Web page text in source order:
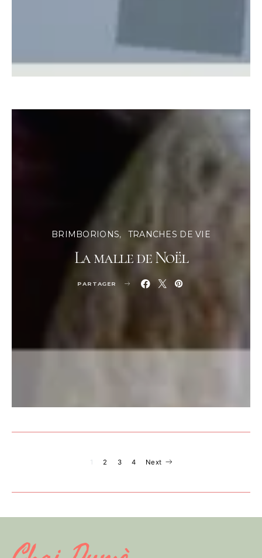
BRIMBORIONS TRANCHES DE VIE
La malle de Noël
PARTAGER
Navigation
1 2 3 4 Next